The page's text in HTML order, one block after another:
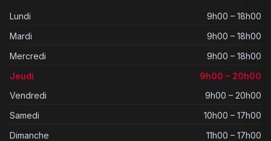
Lundi
9h00 – 18h00
Mardi
9h00 – 18h00
Mercredi
9h00 – 18h00
Jeudi
9h00 – 20h00
Vendredi
9h00 – 20h00
Samedi
10h00 – 17h00
Dimanche
11h00 – 17h00